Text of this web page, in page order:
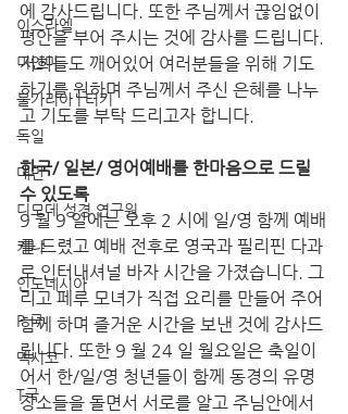
이스라엘
미얀마
불가리아 | 터키
독일
대만
디모데 성경 연구원
케냐
인도네시아
P 국
멕시코
T국
에 감사드립니다. 또한 주님께서 끊임없이
평안을 부어 주시는 것에 감사를 드립니다.
저희들도 깨어있어 여러분들을 위해 기도
하기를 원하며 주님께서 주신 은혜를 나누
고 기도를 부탁 드리고자 합니다.
한국/ 일본/ 영어예배를 한마음으로 드릴
수 있도록
9 월 9 일에는 오후 2 시에 일/영 함께 예배
를 드렸고 예배 전후로 영국과 필리핀 다과
로 인터내셔널 바자 시간을 가졌습니다. 그
리고 페루 모녀가 직접 요리를 만들어 주어
함께 하며 즐거운 시간을 보낸 것에 감사드
립니다. 또한 9 월 24 일 월요일은 축일이
어서 한/일/영 청년들이 함께 동경의 유명
장소들을 돌면서 서로를 알고 주님안에서